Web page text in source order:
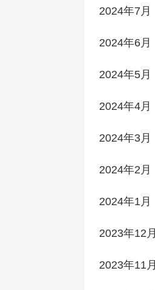
2024年7月
2024年6月
2024年5月
2024年4月
2024年3月
2024年2月
2024年1月
2023年12月
2023年11月